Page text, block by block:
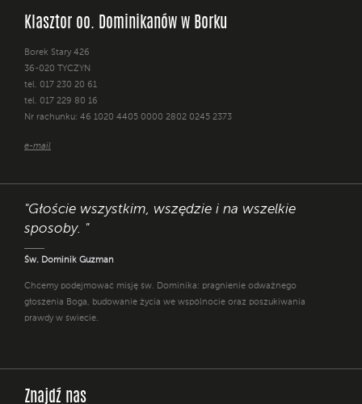
Klasztor oo. Dominikanów w Borku
Borek Stary 426
36-020 TYCZYN
tel. 017 230 20 61
tel. 017 229 80 16
Nr rachunku: 46 1020 4405 0000 2802 0245 2373
e-mail
"Głoście wszystkim, wszędzie i na wszelkie
sposoby. "
Św. Dominik Guzman
Chcemy podejmować misję św. Dominika: pragnienie odważnego
głoszenia Boga, budowanie życia we wspólnocie oraz poszukiwania
prawdy w świecie.
Znajdź nas